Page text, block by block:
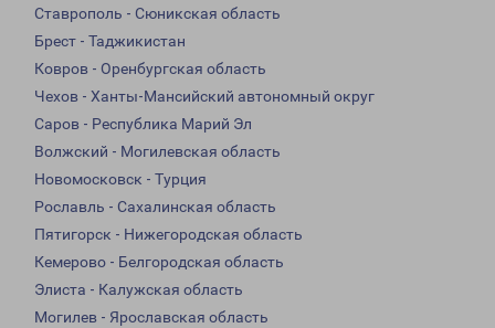
Ставрополь - Сюникская область
Брест - Таджикистан
Ковров - Оренбургская область
Чехов - Ханты-Мансийский автономный округ
Саров - Республика Марий Эл
Волжский - Могилевская область
Новомосковск - Турция
Рославль - Сахалинская область
Пятигорск - Нижегородская область
Кемерово - Белгородская область
Элиста - Калужская область
Могилев - Ярославская область